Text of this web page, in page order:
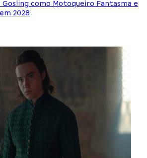
Gosling como Motoqueiro Fantasma e
2028